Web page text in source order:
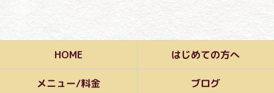
HOME はじめての方へ
メニュー/料金 ブログ